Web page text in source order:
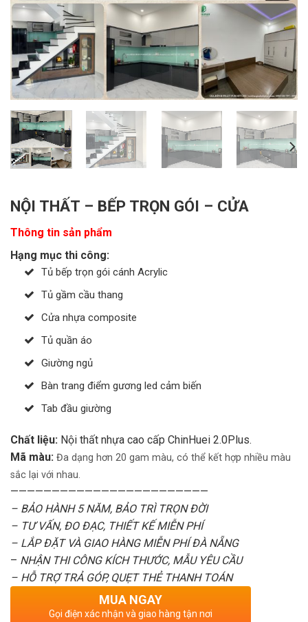
NỘI THẤT – BẾP TRỌN GÓI – CỬA
Thông tin sản phẩm
Hạng mục thi công:
Tủ bếp trọn gói cánh Acrylic
Tủ gầm cầu thang
Cửa nhựa composite
Tủ quần áo
Giường ngủ
Bàn trang điểm gương led cảm biến
Tab đầu giường
Chất liệu: Nội thất nhựa cao cấp ChinHuei 2.0Plus.
Mã màu: Đa dạng hơn 20 gam màu, có thể kết hợp nhiều màu
sắc lại với nhau.
————————————————————————
– BẢO HÀNH 5 NĂM, BẢO TRÌ TRỌN ĐỜI
– TƯ VẤN, ĐO ĐẠC, THIẾT KẾ MIỄN PHÍ
– LẮP ĐẶT VÀ GIAO HÀNG MIỄN PHÍ ĐÀ NẴNG
– NHẬN THI CÔNG KÍCH THƯỚC, MẪU YÊU CẦU
– HỖ TRỢ TRẢ GÓP, QUẸT THẺ THANH TOÁN
MUA NGAY
Gọi điện xác nhận và giao hàng tận nơi